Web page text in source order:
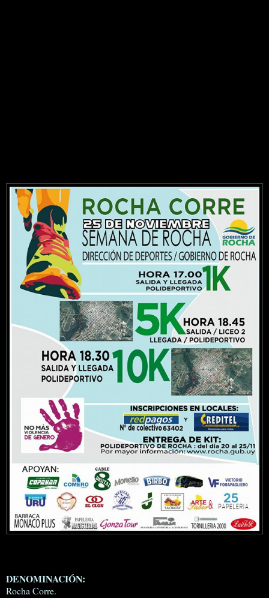
DENOMINACIÓN:
Rocha Corre.